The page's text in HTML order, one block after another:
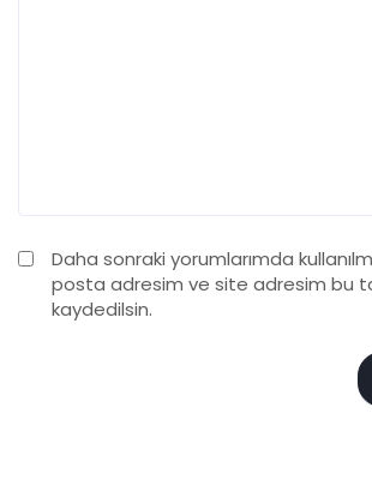
Daha sonraki yorumlarımda
posta adresim ve site adresim bu
kaydedilsin.